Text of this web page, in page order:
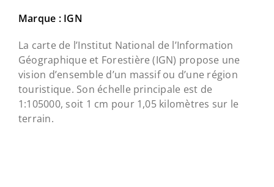
Marque : IGN
La carte de l’Institut National de l’Information
Géographique et Forestière (IGN) propose une
vision d’ensemble d’un massif ou d’une région
touristique. Son échelle principale est de
1:105000, soit 1 cm pour 1,05 kilomètres sur le
terrain.